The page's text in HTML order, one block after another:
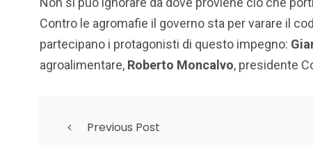
Contro le agromafie il governo sta per varare il
partecipano i protagonisti di questo impegno:
agroalimentare, Roberto Moncalvo, presidente
Previous Post